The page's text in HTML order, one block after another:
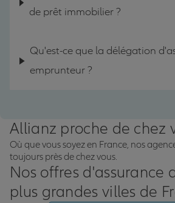
de prêt immobilier ?
Qu'est-ce que la délégation
emprunteur ?
Allianz proche de chez
Où que vous soyez en France, nos
toujours près de chez vous.
Nos offres d'assurance
plus grandes villes de